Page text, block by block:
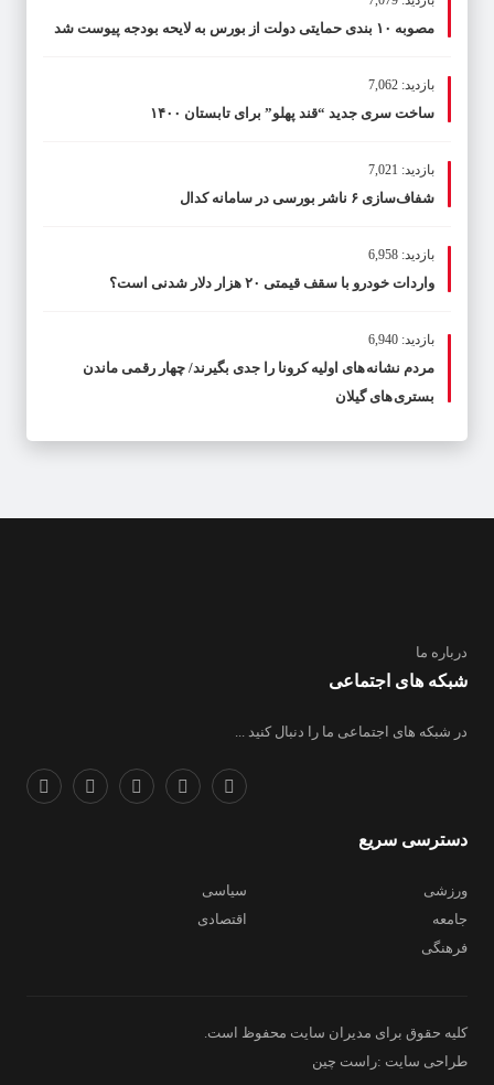
مصوبه ۱۰ بندی حمایتی دولت از بورس به لایحه بودجه پیوست شد
بازدید: 7,062
ساخت سری جدید “قند پهلو” برای تابستان ۱۴۰۰
بازدید: 7,021
شفاف‌سازی ۶ ناشر بورسی در سامانه کدال
بازدید: 6,958
واردات خودرو با سقف قیمتی ۲۰ هزار دلار شدنی است؟
بازدید: 6,940
مردم نشانه های اولیه کرونا را جدی بگیرند/ چهار رقمی ماندن
بستری های گیلان
درباره ما
شبکه های اجتماعی
در شبکه های اجتماعی ما را دنبال کنید ...
دسترسی سریع
ورزشی
سیاسی
جامعه
اقتصادی
فرهنگی
کلیه حقوق برای مدیران سایت محفوظ است.
طراحی سایت :راست چین